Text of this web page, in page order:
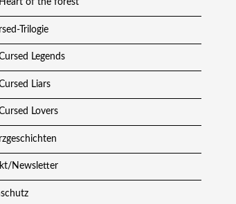
Heart of the forest
Trilogie
Legends
Liars
Lovers
Newsletter